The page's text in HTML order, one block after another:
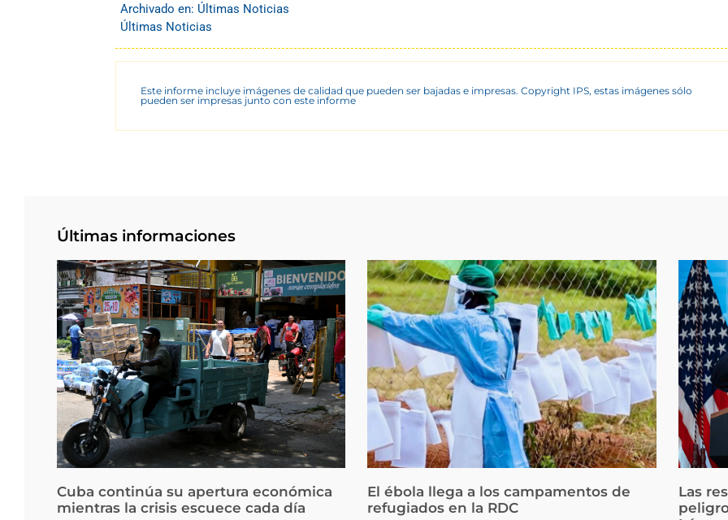
Archivado en: Últimas Noticias
Últimas Noticias
Este informe incluye imágenes de calidad que pueden ser bajadas e impresas. Copyright IPS, estas imágenes sólo
pueden ser impresas junto con este informe
Últimas informaciones
Cuba continúa su apertura económica
mientras la crisis escuece cada día
El ébola llega a los campamentos de
refugiados en la RDC
Las